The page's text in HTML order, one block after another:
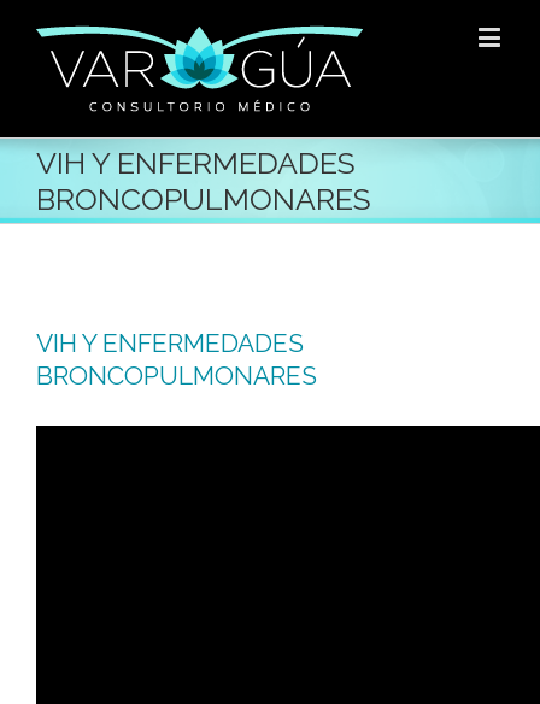
VIH Y ENFERMEDADES
BRONCOPULMONARES
VIH Y ENFERMEDADES
BRONCOPULMONARES